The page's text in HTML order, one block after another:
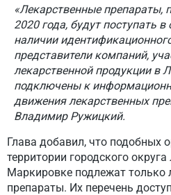
«Лекарственные препараты,
2020 года, будут поступать
наличии
представители компаний,
лекарственной продукции в
подключены к
движения лекарственных
Владимир Ружицкий.
Глава добавил, что подобных
территории городского
Маркировке подлежат только
препараты. Их перечень